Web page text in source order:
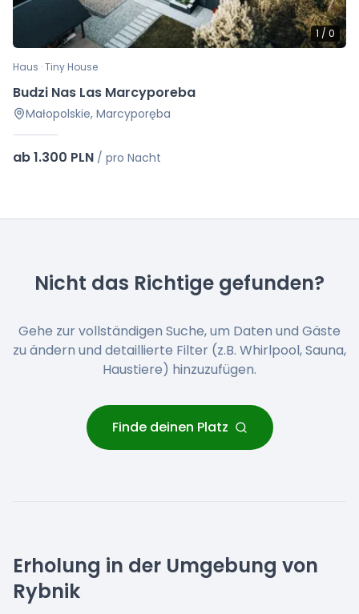
1 / 0
Haus · Tiny House
Budzi Nas Las Marcyporeba
Małopolskie, Marcyporęba
ab 1.300 PLN / pro Nacht
Nicht das Richtige gefunden?
Gehe zur vollständigen Suche, um Daten und Gäste
zu ändern und detaillierte Filter (z.B. Whirlpool, Sauna,
Haustiere) hinzuzufügen.
Finde deinen Platz
Erholung in der Umgebung von
Rybnik